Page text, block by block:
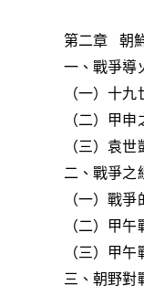
第二章 朝
一、戰爭導
（一）十
（二）甲申
（三）袁世
二、戰爭之
（一）戰爭
（二）甲
（三）甲
三、朝野對